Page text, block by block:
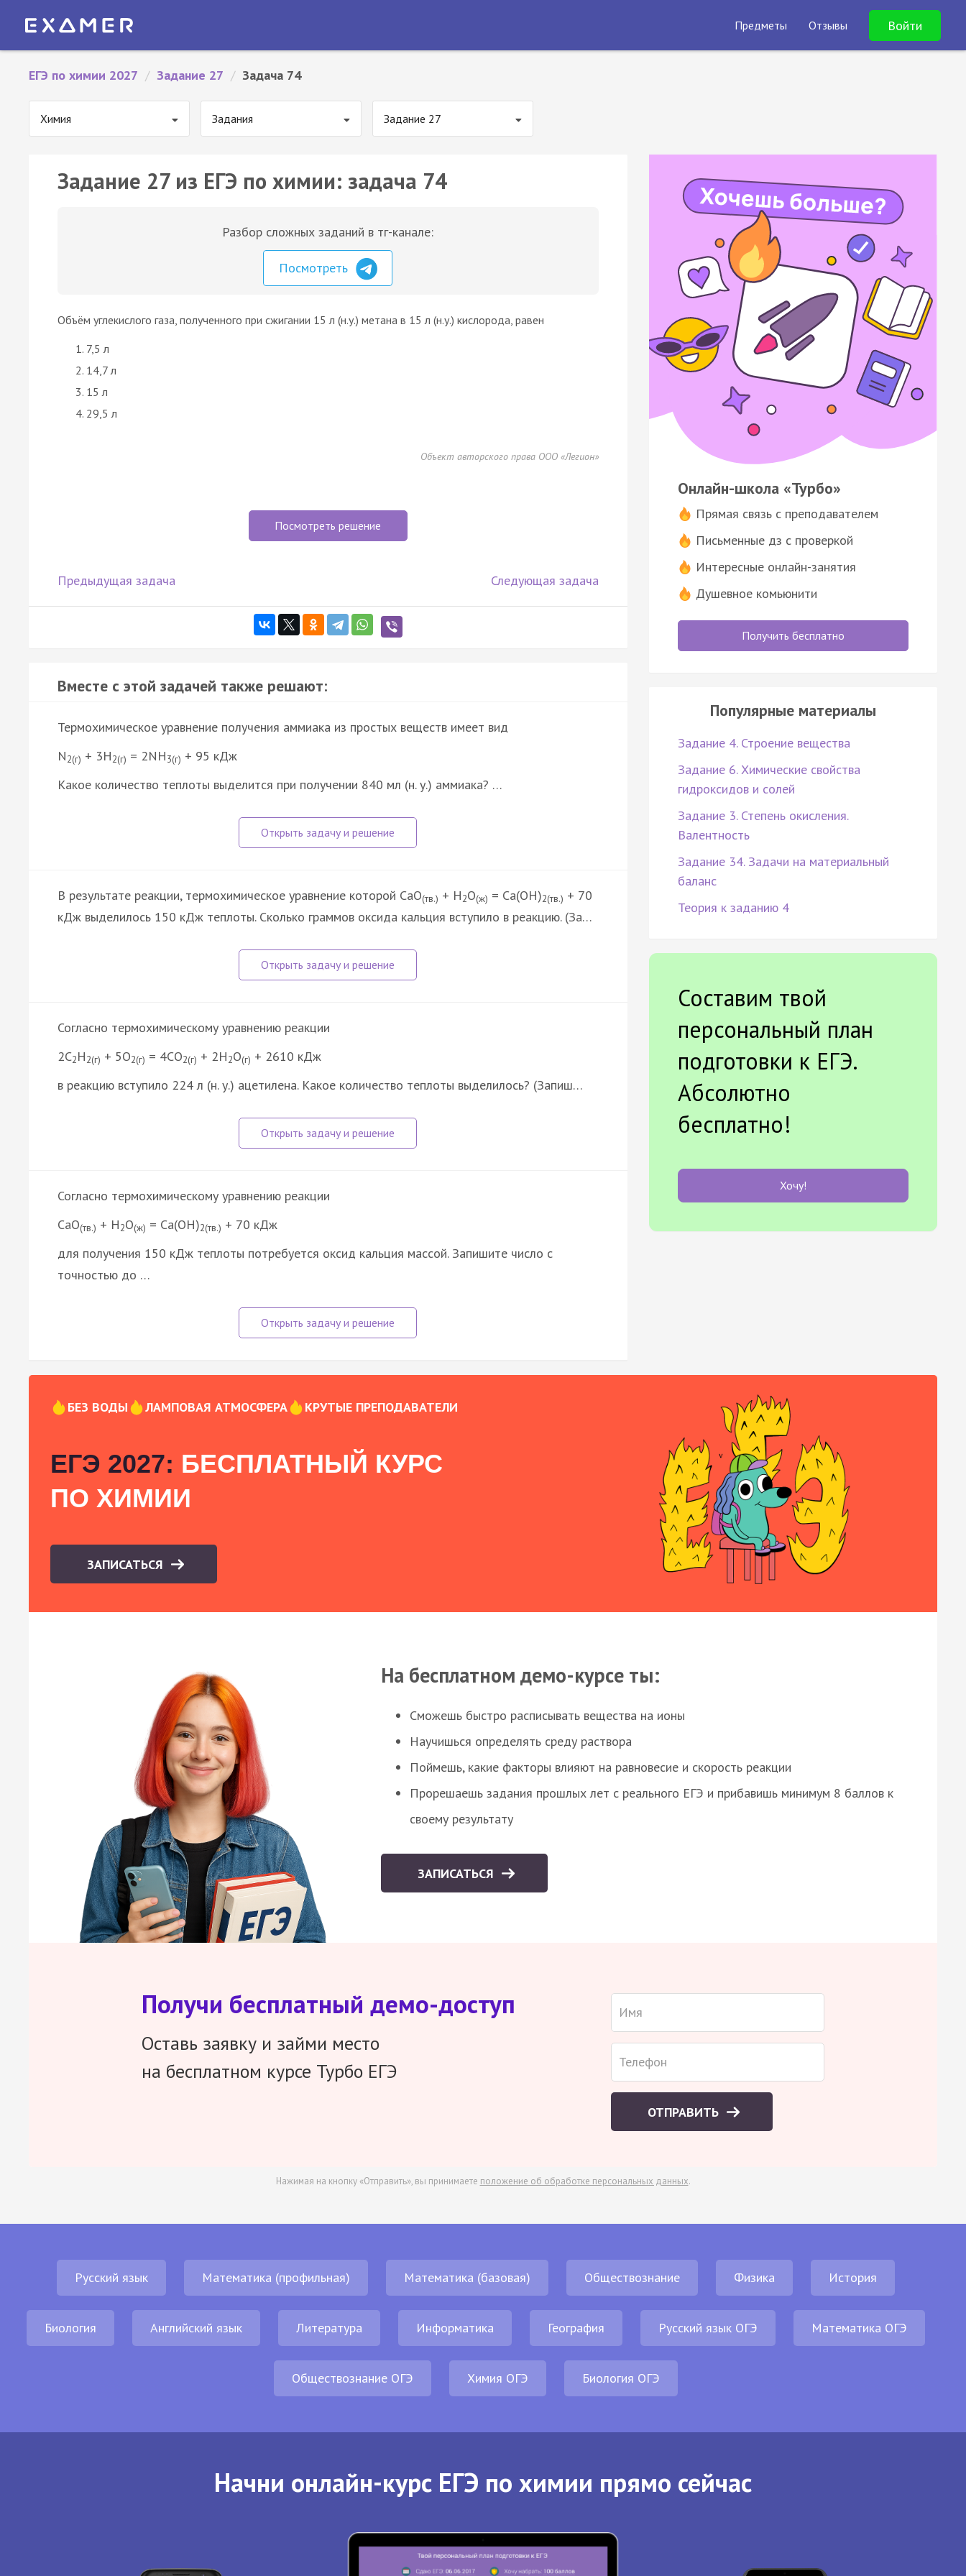
Предметы Отзывы Войти
ЕГЭ по химии 2027 / Задание 27 / Задача 74
Химия Задания Задание 27
Задание 27 из ЕГЭ по химии: задача 74
Разбор сложных заданий в тг-канале:
Посмотреть
Объём углекислого газа, полученного при сжигании 15 л (н.у.) метана в 15 л (н.у.) кислорода, равен
7,5 л
14,7 л
15 л
29,5 л
Объект авторского права ООО «Легион»
Посмотреть решение
Предыдущая задача Следующая задача
Вместе с этой задачей также решают:
Термохимическое уравнение получения аммиака из простых веществ имеет вид
N2(г) + 3H2(г) = 2NH3(г) + 95 кДж
Какое количество теплоты выделится при получении 840 мл (н. у.) аммиака? …
В результате реакции, термохимическое уравнение которой СаО(тв.) + Н2О(ж) = Са(ОН)2(тв.) + 70
кДж выделилось 150 кДж теплоты. Сколько граммов оксида кальция вступило в реакцию. (За…
Согласно термохимическому уравнению реакции
2C2H2(г) + 5O2(г) = 4CO2(г) + 2H2O(г) + 2610 кДж
в реакцию вступило 224 л (н. у.) ацетилена. Какое количество теплоты выделилось? (Запиш…
Согласно термохимическому уравнению реакции
СаО(тв.) + Н2О(ж) = Са(ОН)2(тв.) + 70 кДж
для получения 150 кДж теплоты потребуется оксид кальция массой. Запишите число с
точностью до …
Онлайн-школа «Турбо»
Прямая связь с преподавателем
Письменные дз с проверкой
Интересные онлайн-занятия
Душевное комьюнити
Получить бесплатно
Популярные материалы
Задание 4. Строение вещества
Задание 6. Химические свойства
гидроксидов и солей
Задание 3. Степень окисления.
Валентность
Задание 34. Задачи на материальный
баланс
Теория к заданию 4
Составим твой
персональный план
подготовки к ЕГЭ.
Абсолютно
бесплатно!
Хочу!
БЕЗ ВОДЫ ЛАМПОВАЯ АТМОСФЕРА КРУТЫЕ ПРЕПОДАВАТЕЛИ
ЕГЭ 2027: БЕСПЛАТНЫЙ КУРС
ПО ХИМИИ
ЗАПИСАТЬСЯ
На бесплатном демо-курсе ты:
Сможешь быстро расписывать вещества на ионы
Научишься определять среду раствора
Поймешь, какие факторы влияют на равновесие и скорость реакции
Прорешаешь задания прошлых лет с реального ЕГЭ и прибавишь минимум 8 баллов к
своему результату
ЗАПИСАТЬСЯ
Получи бесплатный демо-доступ
Оставь заявку и займи место
на бесплатном курсе Турбо ЕГЭ
ОТПРАВИТЬ
Нажимая на кнопку «Отправить», вы принимаете положение об обработке персональных данных.
Русский язык Математика (профильная) Математика (базовая) Обществознание Физика История
Биология Английский язык Литература Информатика География Русский язык ОГЭ Математика ОГЭ
Обществознание ОГЭ Химия ОГЭ Биология ОГЭ
Начни онлайн-курс ЕГЭ по химии прямо сейчас